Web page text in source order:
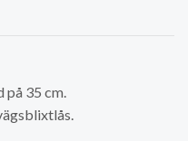
35 cm.